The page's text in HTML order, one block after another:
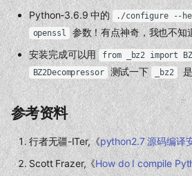
Python-3.6.9 中的 ./configure --
openssl 参数！有点神奇，我也不知
安装完成可以用 from _bz2 import
BZ2Decompressor 测试一下 _bz2 是
参考资料
行者无疆-ITer,《python2.7 源码编译
Scott Frazer,《How do I compile